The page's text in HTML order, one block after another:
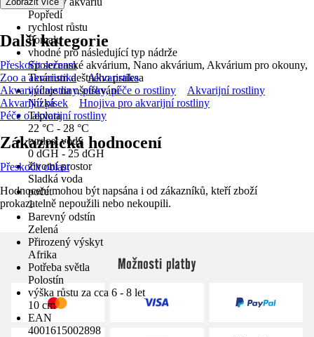
Popředí
rychlost růstu
Pomalu
vhodné pro následující typ nádrže
Společenské akvárium, Nano akvárium, Akvárium pro okouny,
Terárium deštného pralesa
výdaje na ošetřování
Nízká
Teplota
22 °C - 28 °C
tvrdost vody
0 dGH - 25 dGH
životní prostor
Sladká voda
počet
1
Barevný odstín
Zelená
Přirozený výskyt
Afrika
Potřeba světla
Polostín
výška růstu za cca 6 - 8 let
10 cm
EAN
4001615002898
Další kategorie
Přeskočit seznam
Zoo a akvaristika
Akvaristika
Akvarijní rostliny, písky, péče o rostliny
Akvarijní rostliny
Akvarijní písek
Hnojiva pro akvarijní rostliny
Péče o akvarijní rostliny
Zákaznická hodnocení
Přeskočit oblast
Hodnocení mohou být napsána i od zákazníků, kteří zboží
prokazatelně nepoužili nebo nekoupili.
Možnosti platby